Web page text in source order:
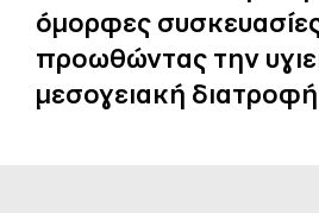
όμορφες
προωθώντας την
μεσογειακή διατροφή